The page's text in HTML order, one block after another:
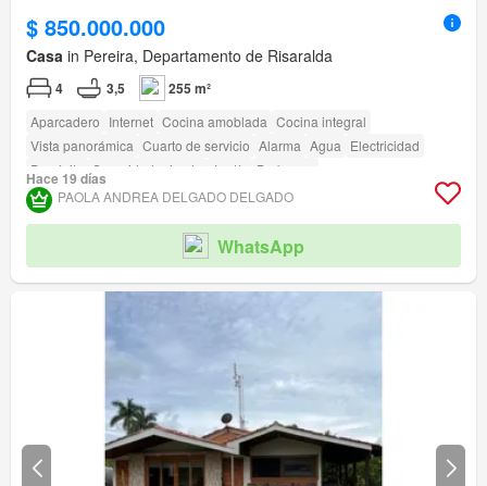
$ 850.000.000
Casa in Pereira, Departamento de Risaralda
4 3,5 255 m²
Aparcadero Internet Cocina amoblada Cocina integral
Vista panorámica Cuarto de servicio Alarma Agua Electricidad
Depósito
Seguridad privada Jardín
Barbecue
Acceso para personas con discapacidad
Hace 19 días
PAOLA ANDREA DELGADO DELGADO
WhatsApp